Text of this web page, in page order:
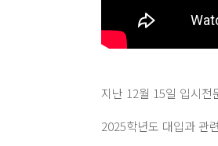
지난 12월 15일 입시전
2025학년도 대입과 관